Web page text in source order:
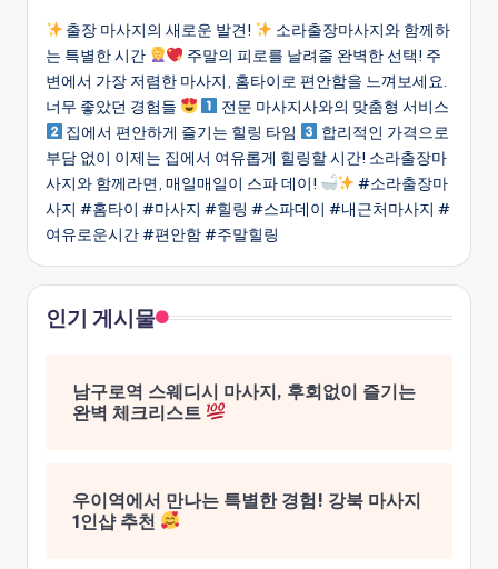
출장 마사지의 새로운 발견!
소라출장마사지와 함께하
는 특별한 시간
주말의 피로를 날려줄 완벽한 선택! 주
변에서 가장 저렴한 마사지, 홈타이로 편안함을 느껴보세요.
너무 좋았던 경험들
전문 마사지사와의 맞춤형 서비스
집에서 편안하게 즐기는 힐링 타임
합리적인 가격으로
부담 없이 이제는 집에서 여유롭게 힐링할 시간! 소라출장마
사지와 함께라면, 매일매일이 스파 데이!
#소라출장마
사지 #홈타이 #마사지 #힐링 #스파데이 #내근처마사지 #
여유로운시간 #편안함 #주말힐링
인기 게시물
남구로역 스웨디시 마사지, 후회없이 즐기는
완벽 체크리스트
우이역에서 만나는 특별한 경험! 강북 마사지
1인샵 추천